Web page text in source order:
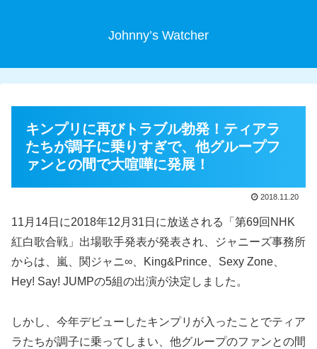
Johnny’s Watcher
キンプリに再びトラブル勃発！ティアラ
たちが調子に乗りすぎで、他グループフ
ァンとの間で大喧嘩に発展！
2018.11.20
11月14日に2018年12月31日に放送される「第69回NHK
紅白歌合戦」出場歌手発表が発表され、ジャニーズ事務所
からは、嵐、関ジャニ∞、King&Prince、Sexy Zone、
Hey! Say! JUMPの5組の出演が決定しました。
しかし、今年デビューしたキンプリが入ったことでティア
ラたちが調子に乗ってしまい、他グループのファンとの間